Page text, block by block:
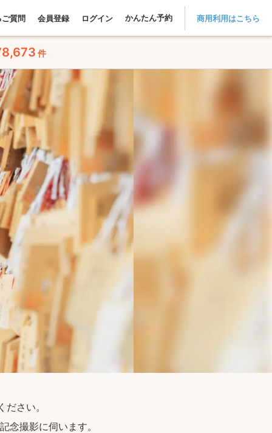
質問 会員登録 ログイン かんたん予約 商用利用はこちら
件
さい。
念撮影に伺います。